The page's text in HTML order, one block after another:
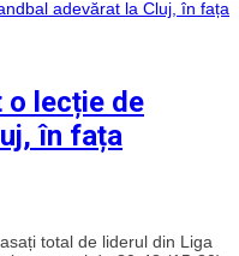
au
la
Sfântu
Gheorghe
o lecție de
în fața
total de liderul din Liga